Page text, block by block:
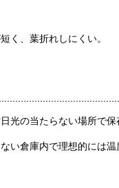
く、葉折れしにくい。
光の当たらない場所で
い倉庫内で理想的には